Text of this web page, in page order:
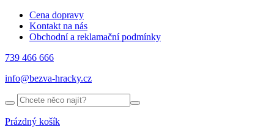
Cena dopravy
Kontakt na nás
Obchodní a reklamační podmínky
739 466 666
info@bezva-hracky.cz
Prázdný košík